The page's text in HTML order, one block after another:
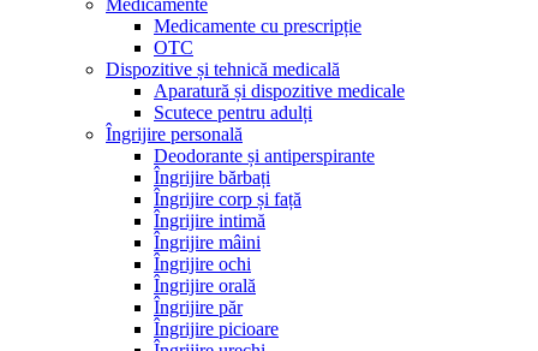
Medicamente
Medicamente cu prescripție
OTC
Dispozitive și tehnică medicală
Aparatură și dispozitive medicale
Scutece pentru adulți
Îngrijire personală
Deodorante și antiperspirante
Îngrijire bărbați
Îngrijire corp și față
Îngrijire intimă
Îngrijire mâini
Îngrijire ochi
Îngrijire orală
Îngrijire păr
Îngrijire picioare